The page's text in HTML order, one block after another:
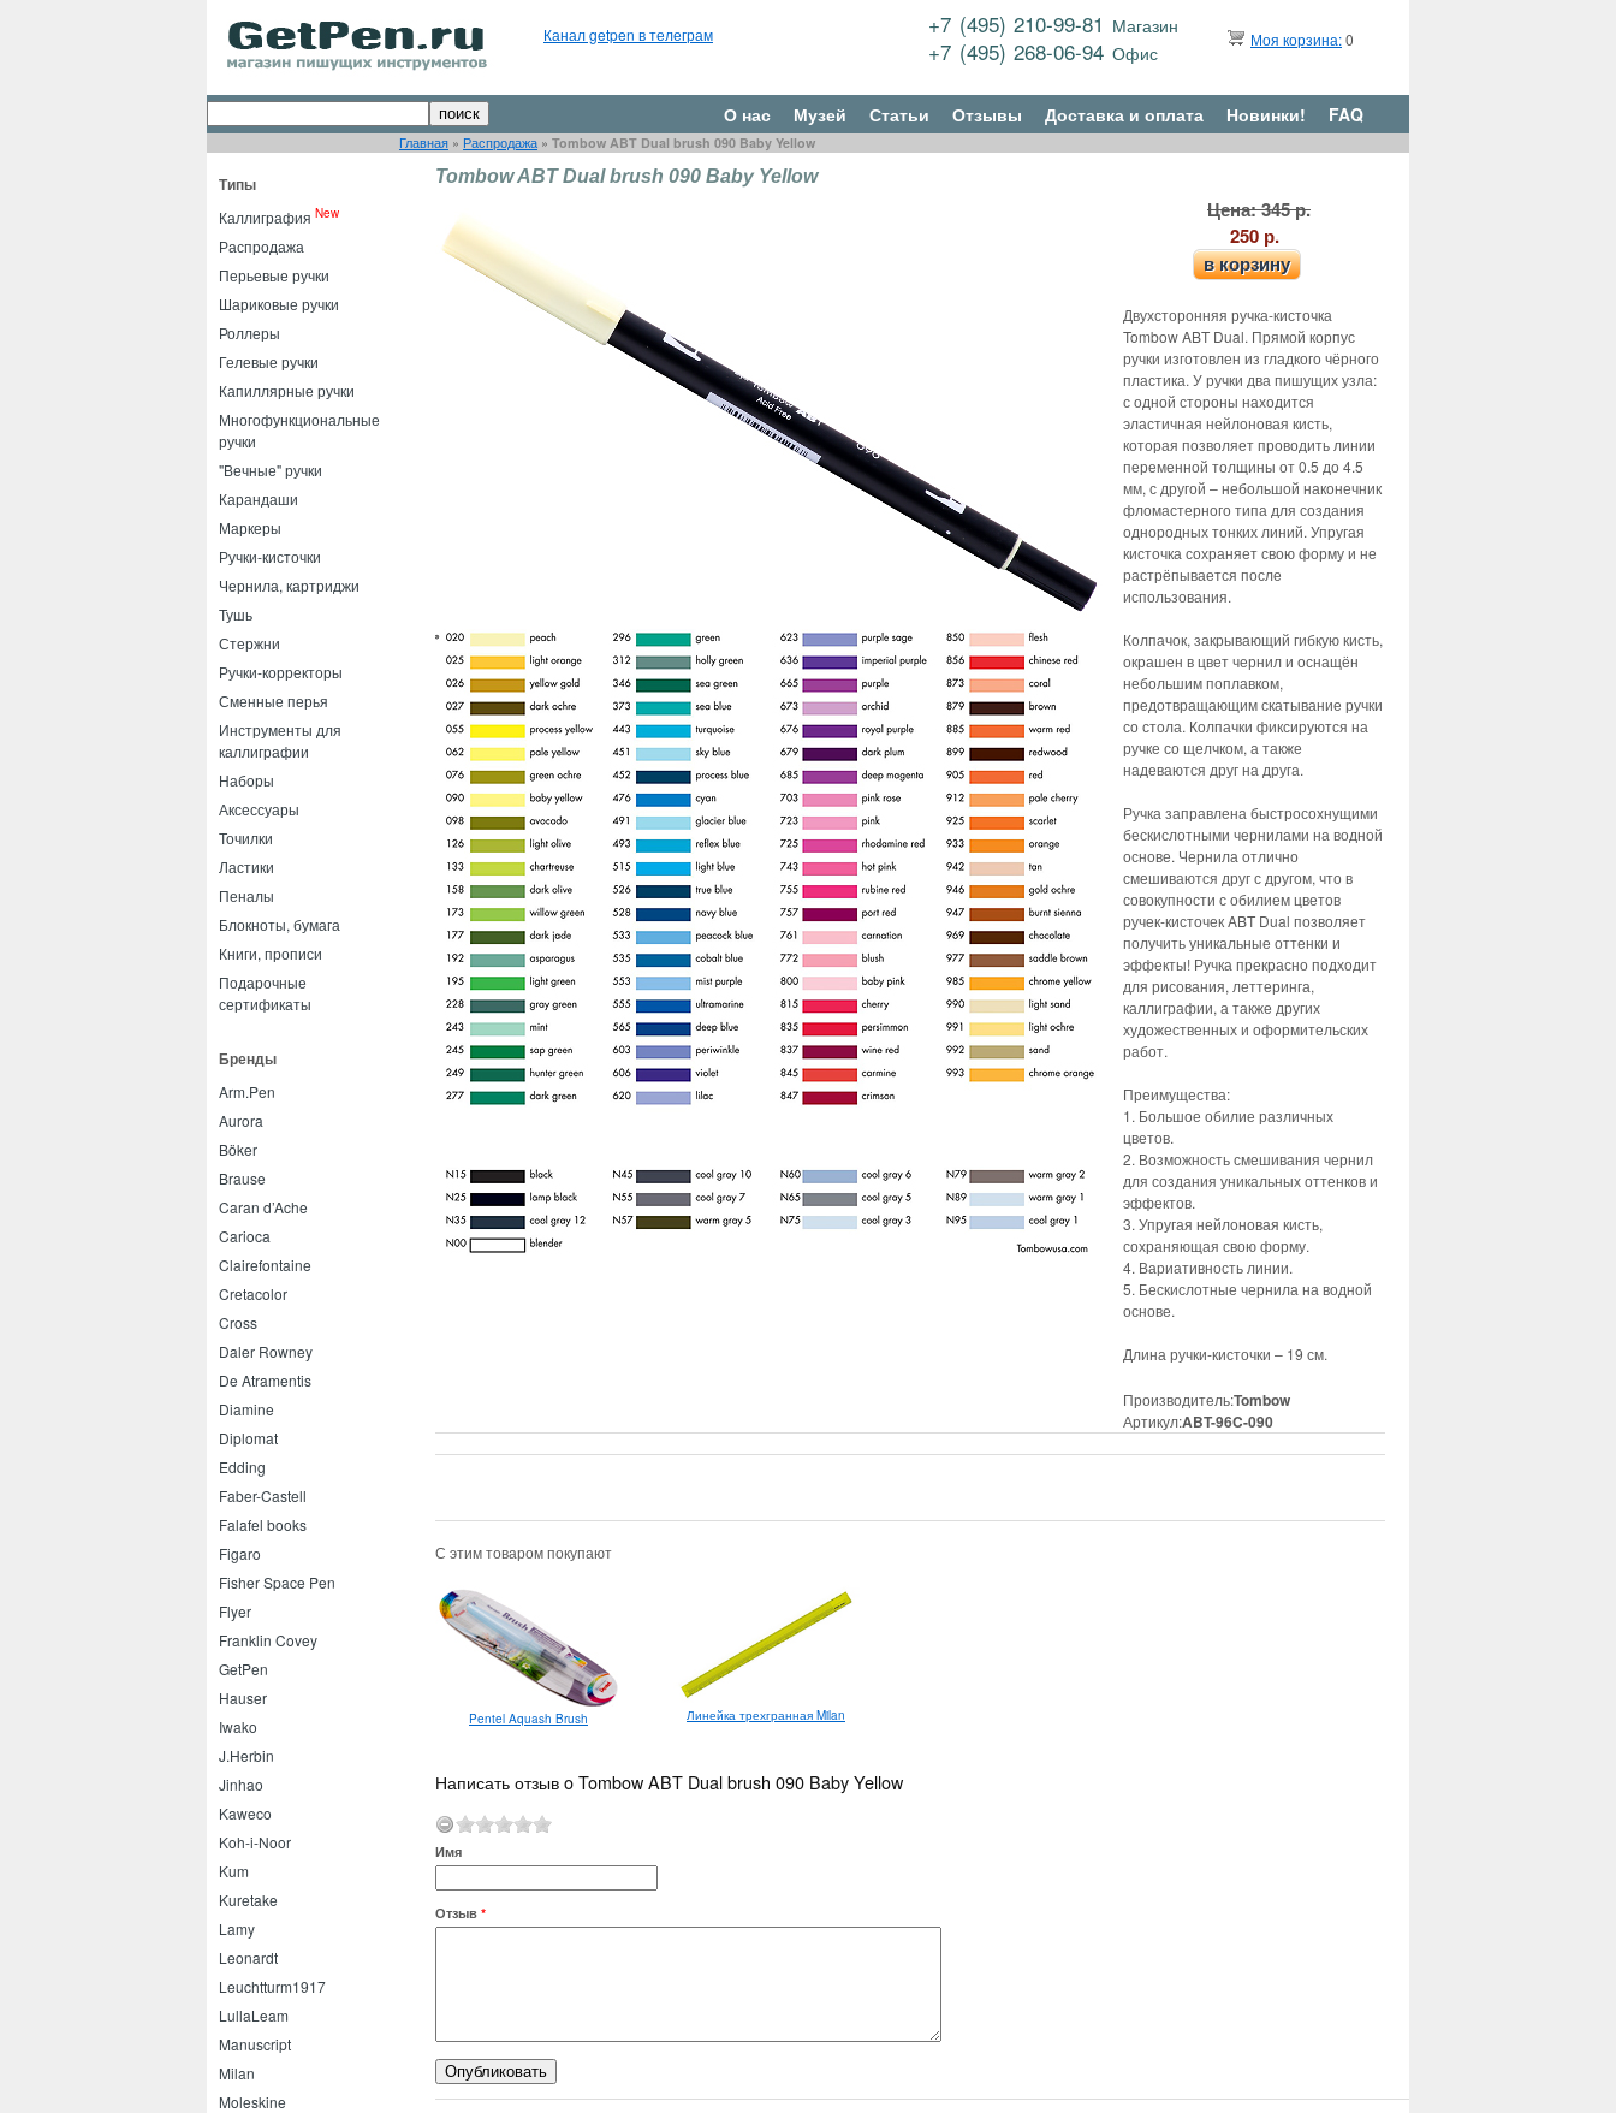
Канал getpen в телеграм +7 (495) 210-99-81 Магазин
+7 (495) 268-06-94Офис
Моя корзина:0
О нас Музей Статьи Отзывы Доставка и оплата Новинки! FAQ
Главная » Распродажа » Tombow ABT Dual brush 090 Baby Yellow
Типы
Каллиграфия New
Распродажа
Перьевые ручки
Шариковые ручки
Роллеры
Гелевые ручки
Капиллярные ручки
Многофункциональные
ручки
"Вечные" ручки
Карандаши
Маркеры
Ручки-кисточки
Чернила, картриджи
Тушь
Стержни
Ручки-корректоры
Сменные перья
Инструменты для
каллиграфии
Наборы
Аксессуары
Точилки
Ластики
Пеналы
Блокноты, бумага
Книги, прописи
Подарочные
сертификаты
Бренды
Arm.Pen
Aurora
Böker
Brause
Caran d’Ache
Carioca
Clairefontaine
Cretacolor
Cross
Daler Rowney
De Atramentis
Diamine
Diplomat
Edding
Faber-Castell
Falafel books
Figaro
Fisher Space Pen
Flyer
Franklin Covey
GetPen
Hauser
Iwako
J.Herbin
Jinhao
Kaweco
Koh-i-Noor
Kum
Kuretake
Lamy
Leonardt
Leuchtturm1917
LullaLeam
Manuscript
Milan
Moleskine
Tombow ABT Dual brush 090 Baby Yellow
Цена: 345 р.
250 р.
в корзину
Двухсторонняя ручка-кисточка
Tombow ABT Dual. Прямой корпус
ручки изготовлен из гладкого чёрного
пластика. У ручки два пишущих узла:
с одной стороны находится
эластичная нейлоновая кисть,
которая позволяет проводить линии
переменной толщины от 0.5 до 4.5
мм, с другой – небольшой наконечник
фломастерного типа для создания
однородных тонких линий. Упругая
кисточка сохраняет свою форму и не
растрёпывается после
использования.
Колпачок, закрывающий гибкую кисть,
окрашен в цвет чернил и оснащён
небольшим поплавком,
предотвращающим скатывание ручки
со стола. Колпачки фиксируются на
ручке со щелчком, а также
надеваются друг на друга.
Ручка заправлена быстросохнущими
бескислотными чернилами на водной
основе. Чернила отлично
смешиваются друг с другом, что в
совокупности с обилием цветов
ручек-кисточек ABT Dual позволяет
получить уникальные оттенки и
эффекты! Ручка прекрасно подходит
для рисования, леттеринга,
каллиграфии, а также других
художественных и оформительских
работ.
Преимущества:
1. Большое обилие различных
цветов.
2. Возможность смешивания чернил
для создания уникальных оттенков и
эффектов.
3. Упругая нейлоновая кисть,
сохраняющая свою форму.
4. Вариативность линии.
5. Бескислотные чернила на водной
основе.
Длина ручки-кисточки – 19 см.
Производитель:Tombow
Артикул:ABT-96C-090
С этим товаром покупают
Pentel Aquash Brush Линейка трехгранная Milan
Написать отзыв o Tombow ABT Dual brush 090 Baby Yellow
Имя
Отзыв *